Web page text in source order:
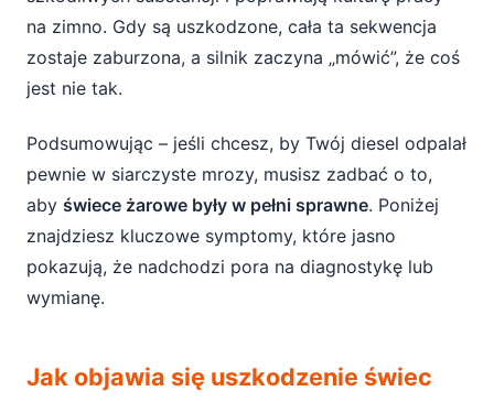
na zimno. Gdy są uszkodzone, cała ta sekwencja
zostaje zaburzona, a silnik zaczyna „mówić”, że coś
jest nie tak.
Podsumowując – jeśli chcesz, by Twój diesel odpalał
pewnie w siarczyste mrozy, musisz zadbać o to,
aby świece żarowe były w pełni sprawne. Poniżej
znajdziesz kluczowe symptomy, które jasno
pokazują, że nadchodzi pora na diagnostykę lub
wymianę.
Jak objawia się uszkodzenie świec